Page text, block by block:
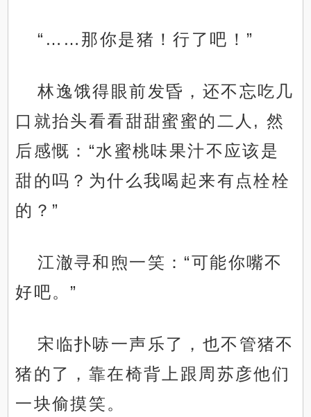
“……那你是猪！行了吧！”
林逸饿得眼前发昏，还不忘吃几
口就抬头看看甜甜蜜蜜的二人, 然
后感慨：“水蜜桃味果汁不应该是
甜的吗？为什么我喝起来有点栓栓
的？”
江澈寻和煦一笑：“可能你嘴不
好吧。”
宋临扑哧一声乐了，也不管猪不
猪的了，靠在椅背上跟周苏彦他们
一块偷摸笑。